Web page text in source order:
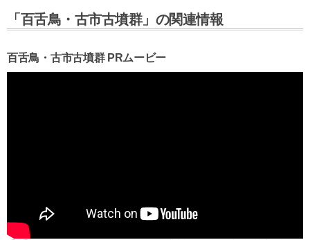
「百舌鳥・古市古墳群」の関連情報
百舌鳥・古市古墳群 PRムービー